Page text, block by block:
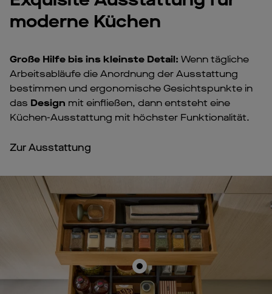
moderne Küchen
Große Hilfe bis ins kleinste Detail: Wenn tägliche
Arbeitsabläufe die Anordnung der Ausstattung
bestimmen und ergonomische Gesichtspunkte in
das Design mit einfließen, dann entsteht eine
Küchen-Ausstattung mit höchster Funktionalität.
Zur Ausstattung